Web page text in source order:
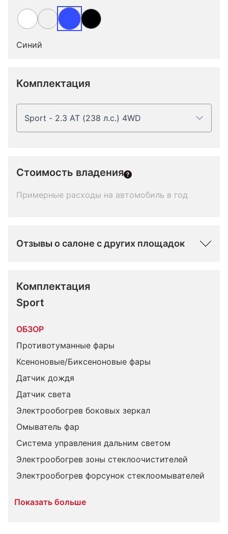
Синий
Комплектация
Sport - 2.3 AT (238 л.с.) 4WD
Стоимость владения
Примерные расходы на автомобиль в год
Отзывы о салоне с других площадок
Комплектация
Sport
ОБЗОР
Противотуманные фары
Ксеноновые/Биксеноновые фары
Датчик дождя
Датчик света
Электрообогрев боковых зеркал
Омыватель фар
Система управления дальним светом
Электрообогрев зоны стеклоочистителей
Электрообогрев форсунок стеклоомывателей
Показать больше